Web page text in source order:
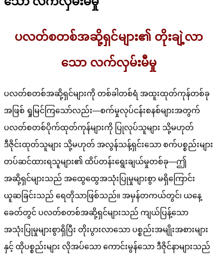
ပလတ်စတစ်အဆို့ရှင်များ၏ တိုးချဲ့လာ
သော လက်လှမ်းမီမှု
ပလတ်စတစ်အဆို့ရှင်များကို တစ်ခါတစ်ရံ အထူးထုတ်ကုန်တစ်ခု
အဖြစ် ရှုမြင်ကြသော်လည်း—စက်မှုလုပ်ငန်းစနစ်များအတွက်
ပလတ်စတစ်ပိုက်ထုတ်ကုန်များကို ပြုလုပ်သူများ သို့မဟုတ်
ဒီဇိုင်းထုတ်သူများ သို့မဟုတ် အလွန်သန့်ရှင်းသော စက်ပစ္စည်းများ
တပ်ဆင်ထားရသူများ၏ ထိပ်တန်းရွေးချယ်မှုတစ်ခု—ဤ
အဆို့ရှင်များသည် အထွေထွေအသုံးပြုမှုများစွာ မရှိကြောင်း
ယူဆခြင်းသည် ရေတိုသာဖြစ်သည်။ အမှန်တကယ်တွင်၊ ယနေ့
ခေတ်တွင် ပလတ်စတစ်အဆို့ရှင်များသည် ကျယ်ပြန့်သော
အသုံးပြုမှုများစွာရှိပြီး တိုးပွားလာသော ပစ္စည်းအမျိုးအစားများ
နှင့် ထိုပစ္စည်းများ လိုအပ်သော ကောင်းမွန်သော ဒီဇိုင်နာများသည်